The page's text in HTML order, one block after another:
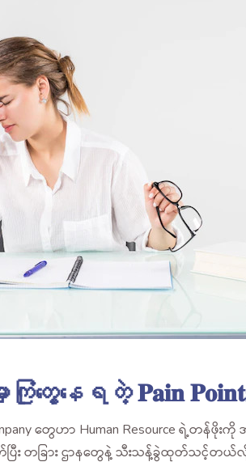
တွေ့နေရတဲ့ 𝐏𝐚𝐢𝐧 𝐏𝐨𝐢𝐧𝐭𝐬
တွေဟာ Human Resource ရဲ့တန်ဖို
တခြား ဌာနတွေနဲ့ သီးသန့်ခွဲထုတ်သင့်တယ်လို့